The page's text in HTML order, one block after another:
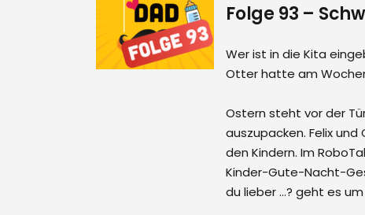
Folge 93 –
Wer ist in die Kita
Otter hatte am
Ostern steht vor der
auszupacken. Felix
den Kindern. Im
Kinder-Gute-Nacht-
du lieber …? geht es